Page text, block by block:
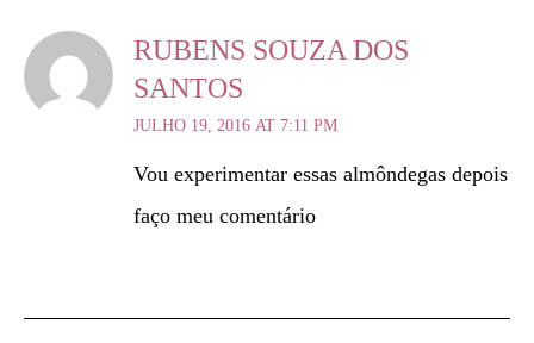
RUBENS SOUZA DOS
SANTOS
JULHO 19, 2016 AT 7:11 PM
Vou experimentar essas almôndegas depois
faço meu comentário